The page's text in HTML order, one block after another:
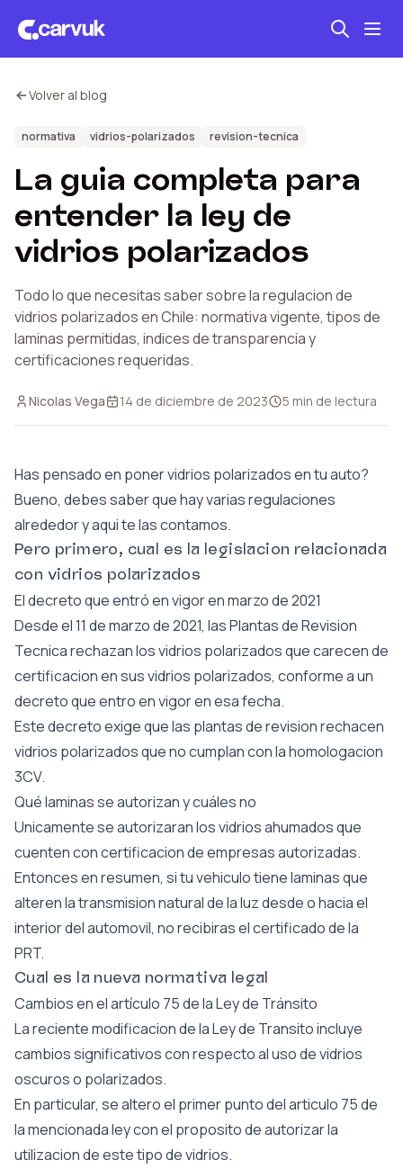
Seguro automotriz
Mantención kilometraje
Revisión técnica
Volver al blog
normativa vidrios-polarizados revision-tecnica
La guia completa para
entender la ley de
vidrios polarizados
Todo lo que necesitas saber sobre la regulacion de
vidrios polarizados en Chile: normativa vigente, tipos de
laminas permitidas, indices de transparencia y
certificaciones requeridas.
Nicolas Vega 14 de diciembre de 2023 5 min de lectura
Has pensado en poner vidrios polarizados en tu auto?
Bueno, debes saber que hay varias regulaciones
alrededor y aqui te las contamos.
Pero primero, cual es la legislacion relacionada
con vidrios polarizados
El decreto que entró en vigor en marzo de 2021
Desde el 11 de marzo de 2021, las Plantas de Revision
Tecnica rechazan los vidrios polarizados que carecen de
certificacion en sus vidrios polarizados, conforme a un
decreto que entro en vigor en esa fecha.
Este decreto exige que las plantas de revision rechacen
vidrios polarizados que no cumplan con la homologacion
3CV.
Qué laminas se autorizan y cuáles no
Unicamente se autorizaran los vidrios ahumados que
cuenten con certificacion de empresas autorizadas.
Entonces en resumen, si tu vehiculo tiene laminas que
alteren la transmision natural de la luz desde o hacia el
interior del automovil, no recibiras el certificado de la
PRT.
Cual es la nueva normativa legal
Cambios en el artículo 75 de la Ley de Tránsito
La reciente modificacion de la Ley de Transito incluye
cambios significativos con respecto al uso de vidrios
oscuros o polarizados.
En particular, se altero el primer punto del articulo 75 de
la mencionada ley con el proposito de autorizar la
utilizacion de este tipo de vidrios.